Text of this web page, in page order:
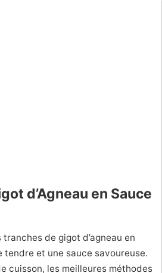
d’Agneau en Sauce
de gigot d’agneau en
tendre et une sauce savoureuse.
cuisson, les meilleures méthodes